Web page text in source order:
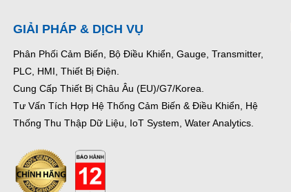
GIẢI PHÁP & DỊCH VỤ
Phân Phối Cảm Biến, Bộ Điều Khiển, Gauge, Transmitter,
PLC, HMI, Thiết Bị Điện.
Cung Cấp Thiết Bị Châu Âu (EU)/G7/Korea.
Tư Vấn Tích Hợp Hệ Thống Cảm Biến & Điều Khiển, Hệ
Thống Thu Thập Dữ Liệu, IoT System, Water Analytics.